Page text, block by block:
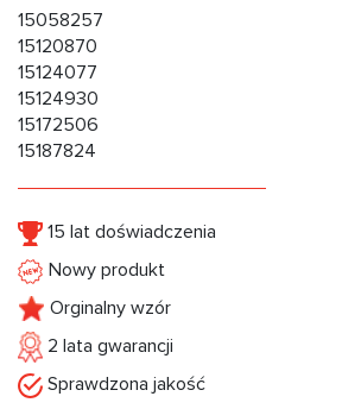
15058257
15120870
15124077
15124930
15172506
15187824
15 lat doświadczenia
Nowy produkt
Orginalny wzór
2 lata gwarancji
Sprawdzona jakość